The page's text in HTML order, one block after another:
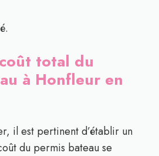
total du
à Honfleur en
il est pertinent d’établir un
du permis bateau se